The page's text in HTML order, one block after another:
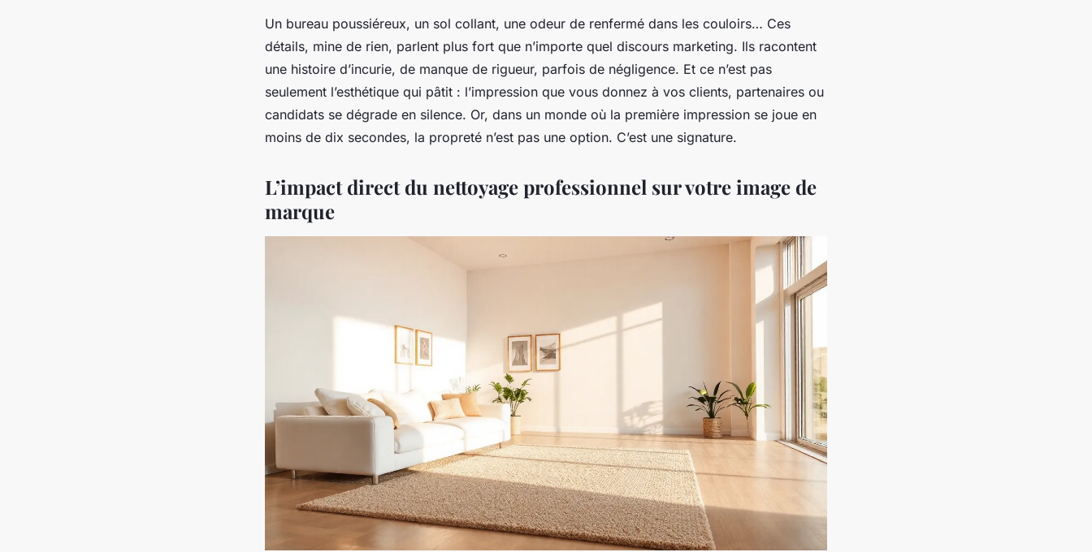
Un bureau poussiéreux, un sol collant, une odeur de renfermé dans les couloirs… Ces
détails, mine de rien, parlent plus fort que n’importe quel discours marketing. Ils racontent
une histoire d’incurie, de manque de rigueur, parfois de négligence. Et ce n’est pas
seulement l’esthétique qui pâtit : l’impression que vous donnez à vos clients, partenaires ou
candidats se dégrade en silence. Or, dans un monde où la première impression se joue en
moins de dix secondes, la propreté n’est pas une option. C’est une signature.
L’impact direct du nettoyage professionnel sur votre image de
marque